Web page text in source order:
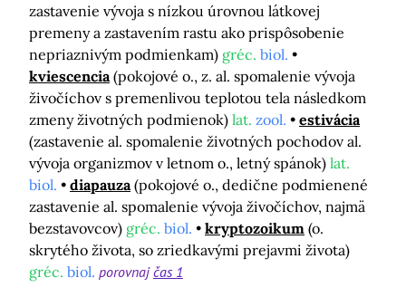
zastavenie vývoja s nízkou úrovnou látkovej
premeny a zastavením rastu ako prispôsobenie
nepriaznivým podmienkam) gréc. biol.
kviescencia (pokojové o., z. al. spomalenie vývoja
živočíchov s premenlivou teplotou tela následkom
zmeny životných podmienok) lat. zool.
estivácia
(zastavenie al. spomalenie životných pochodov al.
vývoja organizmov v letnom o., letný spánok) lat.
biol.
diapauza (pokojové o., dedične podmienené
zastavenie al. spomalenie vývoja živočíchov, najmä
bezstavovcov) gréc. biol. kryptozoikum (o.
skrytého života, so zriedkavými prejavmi života)
gréc. biol. porovnajčas 1